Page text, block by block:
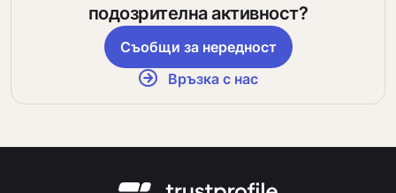
подозрителна активност?
Съобщи за нередност
Връзка с нас